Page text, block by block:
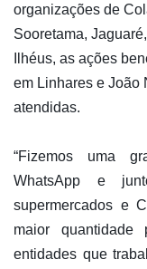
organizações de
Sooretama,
Ilhéus, as ações
em Linhares e João
atendidas.
“Fizemos uma
WhatsApp e
supermercados e
maior quantidade
entidades que